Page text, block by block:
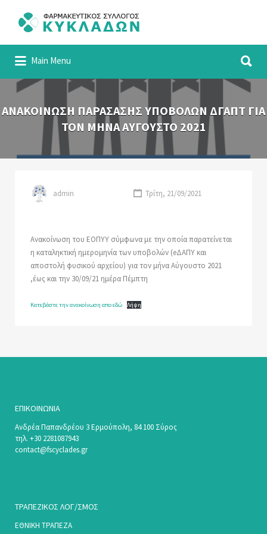
Φαρμακευτικός Σύλλογος Κυκλάδων
Αναζήτηση
για:
Main Menu
για:
ΑΝΑΚΟΙΝΩΣΗ ΠΑΡΑΣΑΣΗΣ ΥΠΟΒΟΛΩΝ ΔΓΑΠΤ ΓΙΑ
ΤΟΝ ΜΗΝΑ ΑΥΓΟΥΣΤΟ 2021
admin Τρίτη, 21/09/2021
Ανακοίνωση του ΕΟΠΥΥ σύμφωνα με την οποία παρατείνεται
η καταληκτική ημερομηνία των υποβολών (eΔΑΠΥ και
αποστολή φυσικού αρχείου) για τον μήνα Αύγουστο 2021
,έως και την 30/09/21 ημέρα Πέμπτη
Κατεβάστε την ανακοίνωση απο εδώ Λήψη
ΕΠΙΚΟΙΝΩΝΊΑ
Ανδρέα Παπανδρέου 3 Ερμούπολη, 84 100 Σύρος
τηλ. +30 2281087943
contact@fscyclades.gr
ΤΡΑΠΕΖΙΚΟΣ ΛΟΓ/ΣΜΟΣ
ΕΘΝΙΚΗ ΤΡΑΠΕΖΑ